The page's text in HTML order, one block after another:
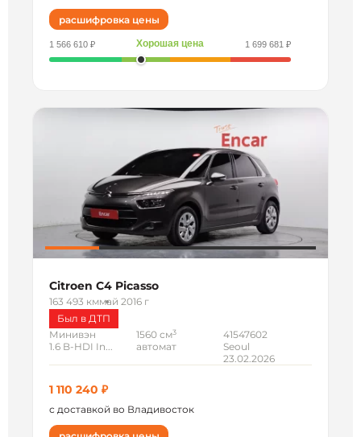
расшифровка цены
1 566 610 ₽ Хорошая цена 1 699 681 ₽
Citroen C4 Picasso
163 493 кммай 2016 г
Был в ДТП
Минивэн
1.6 B-HDI In...
1560 см3
автомат
41547602
Seoul
23.02.2026
1 110 240 ₽
с доставкой во Владивосток